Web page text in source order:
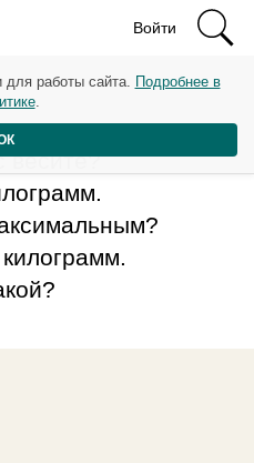
Войти
весите?
для работы сайта. Подробнее в
.